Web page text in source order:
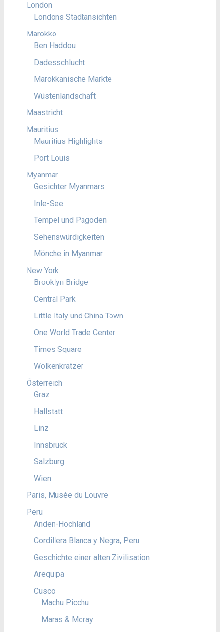
London
Londons Stadtansichten
Marokko
Ben Haddou
Dadesschlucht
Marokkanische Märkte
Wüstenlandschaft
Maastricht
Mauritius
Mauritius Highlights
Port Louis
Myanmar
Gesichter Myanmars
Inle-See
Tempel und Pagoden
Sehenswürdigkeiten
Mönche in Myanmar
New York
Brooklyn Bridge
Central Park
Little Italy und China Town
One World Trade Center
Times Square
Wolkenkratzer
Österreich
Graz
Hallstatt
Linz
Innsbruck
Salzburg
Wien
Paris, Musée du Louvre
Peru
Anden-Hochland
Cordillera Blanca y Negra, Peru
Geschichte einer alten Zivilisation
Arequipa
Cusco
Machu Picchu
Maras & Moray